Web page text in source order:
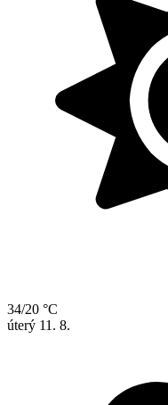
34/20 °C
úterý 11. 8.